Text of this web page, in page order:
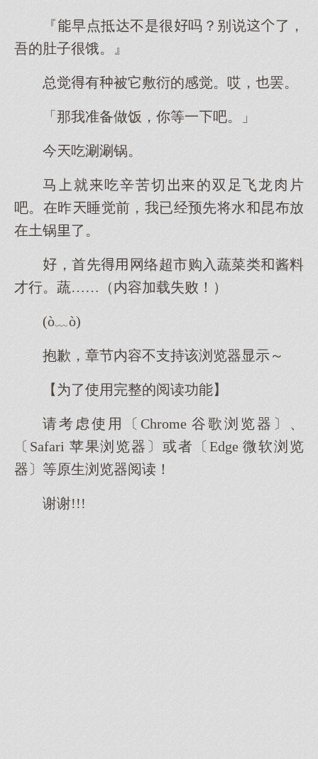
『早点抵达不是很吗？别说了，
吾的肚子很饿。』
总觉有被它敷衍的感觉。哎，罢。
「那我准备做饭，你等一吧。」
今吃涮涮锅。
马就吃辛苦切的双足飞龙片
吧。在昨睡觉前，我已经预先将水昆布放
在土锅了。
，首先网络超市购入蔬菜类酱料
才行。蔬……（内容加载失败！）
(ò﹏ò)
抱歉，章节内容不支持该浏览器显示～
【为了使用完整的阅读功能】
请考虑使用〔Chrome 谷歌浏览器〕、
〔Safari 苹果浏览器〕或者〔Edge 微软浏览
器〕等原生浏览器阅读！
谢谢!!!